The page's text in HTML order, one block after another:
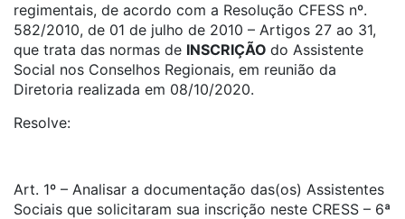
regimentais, de acordo com a Resolução CFESS nº.
582/2010, de 01 de julho de 2010 – Artigos 27 ao 31,
que trata das normas de INSCRIÇÃO do Assistente
Social nos Conselhos Regionais, em reunião da
Diretoria realizada em 08/10/2020.
Resolve:
Art. 1º – Analisar a documentação das(os) Assistentes
Sociais que solicitaram sua inscrição neste CRESS – 6ª